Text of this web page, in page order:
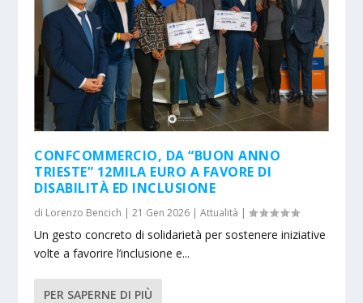
CONFCOMMERCIO, DA “BUON ANNO
TRIESTE” 12MILA EURO A FAVORE DI
DISABILITÀ ED INCLUSIONE
di Lorenzo Bencich |21 Gen 2026 |Attualità |
Un gesto concreto di solidarietà per sostenere iniziative
volte a favorire l’inclusione e...
PER SAPERNE DI PIÙ